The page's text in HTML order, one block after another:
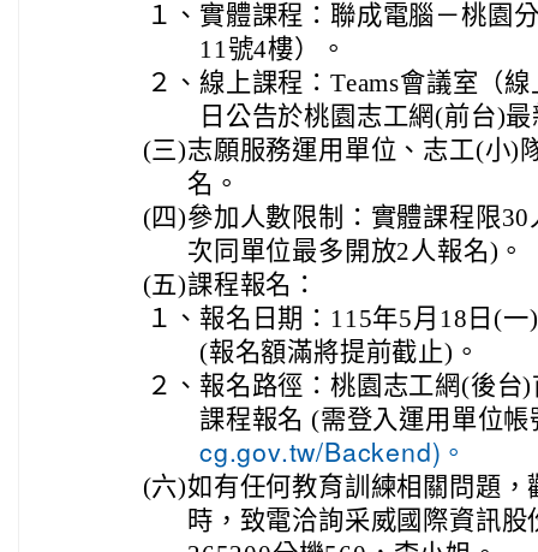
１、 實體課程：聯成電腦－桃園
11號4樓）。
２、 線上課程：Teams會議室（
日公告於桃園志工網(前台)
(三)志願服務運用單位、志工(小)
名。
(四)參加人數限制：實體課程限
次同單位最多開放2人報名)。
(五)課程報名：
１、 報名日期：115年5月18日(
(報名額滿將提前截止)。
２、 報名路徑：桃園志工網(後台
課程報名 (需登入運用單位帳
cg.gov.tw/Backend)。
(六)如有任何教育訓練相關問題
時，致電洽詢采威國際資訊